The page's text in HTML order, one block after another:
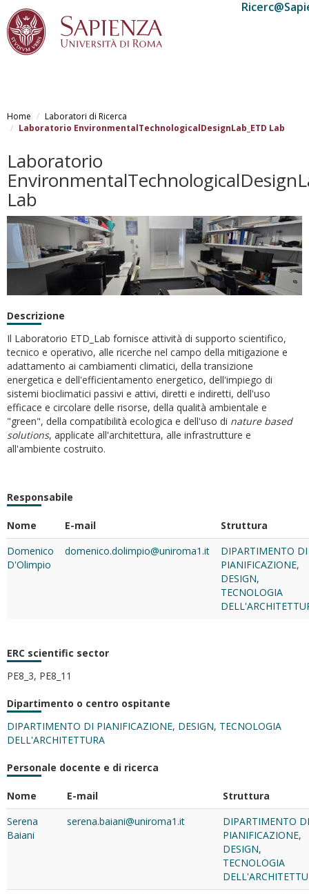
al
contenuto
Home
Laboratori di Ricerca
Laboratorio EnvironmentalTechnologicalDesignLab_ETD Lab
Laboratorio
Lab
Descrizione
Il Laboratorio ETD_Lab fornisce attività di supporto scientifico,
tecnico e operativo, alle ricerche nel campo della mitigazione e
adattamento ai cambiamenti climatici, della transizione
energetica e dell'efficientamento energetico, dell'impiego di
sistemi bioclimatici passivi e attivi, diretti e indiretti, dell'uso
efficace e circolare delle risorse, della qualità ambientale e
"green", della compatibilità ecologica e dell'uso di nature based
solutions, applicate all'architettura, alle infrastrutture e
all'ambiente costruito.
Responsabile
Nome E-mail
Struttura
Domenico
D'Olimpio
domenico.dolimpio@uniroma1.it
DIPARTIMENTO DI
PIANIFICAZIONE,
DESIGN,
TECNOLOGIA
ERC scientific sector
PE8_3, PE8_11
Dipartimento o centro ospitante
DIPARTIMENTO DI PIANIFICAZIONE, DESIGN, TECNOLOGIA
DELL'ARCHITETTURA
Personale docente e di ricerca
Nome E-mail
Struttura
Serena
Baiani
serena.baiani@uniroma1.it
DIPARTIMENTO DI
PIANIFICAZIONE,
DESIGN,
TECNOLOGIA